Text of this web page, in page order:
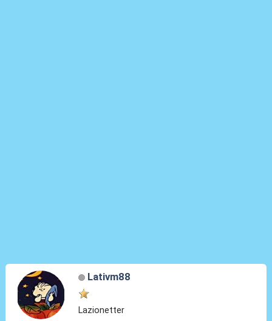
Lativm88
Lazionetter